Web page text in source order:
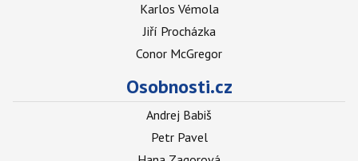
Karlos Vémola
Jiří Procházka
Conor McGregor
Osobnosti.cz
Andrej Babiš
Petr Pavel